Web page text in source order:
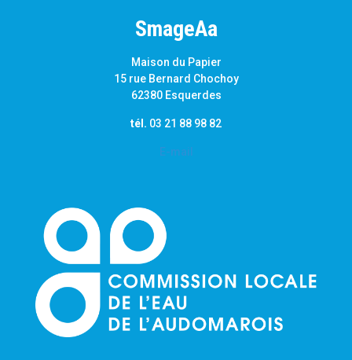
SmageAa
Maison du Papier
15 rue Bernard Chochoy
62380 Esquerdes
tél. 03 21 88 98 82
E-mail